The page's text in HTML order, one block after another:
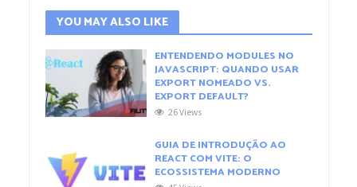
YOU MAY ALSO LIKE
ENTENDENDO MODULES NO
JAVASCRIPT: QUANDO USAR
EXPORT NOMEADO VS.
EXPORT DEFAULT?
26 Views
GUIA DE INTRODUÇÃO AO
REACT COM VITE: O
ECOSSISTEMA MODERNO